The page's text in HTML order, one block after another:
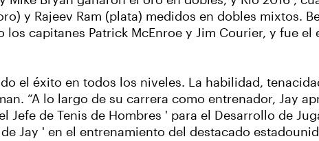
y Rajeev Ram (plata) medidos en dobles mixtos.
los capitanes Patrick McEnroe y Jim Courier, y fue
el éxito en todos los niveles. La habilidad,
“A lo largo de su carrera como entrenador, Jay
de Tenis de Hombres ' para el Desarrollo de
Jay ' en el entrenamiento del destacado